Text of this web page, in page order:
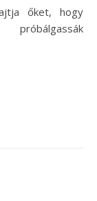
őket, hogy